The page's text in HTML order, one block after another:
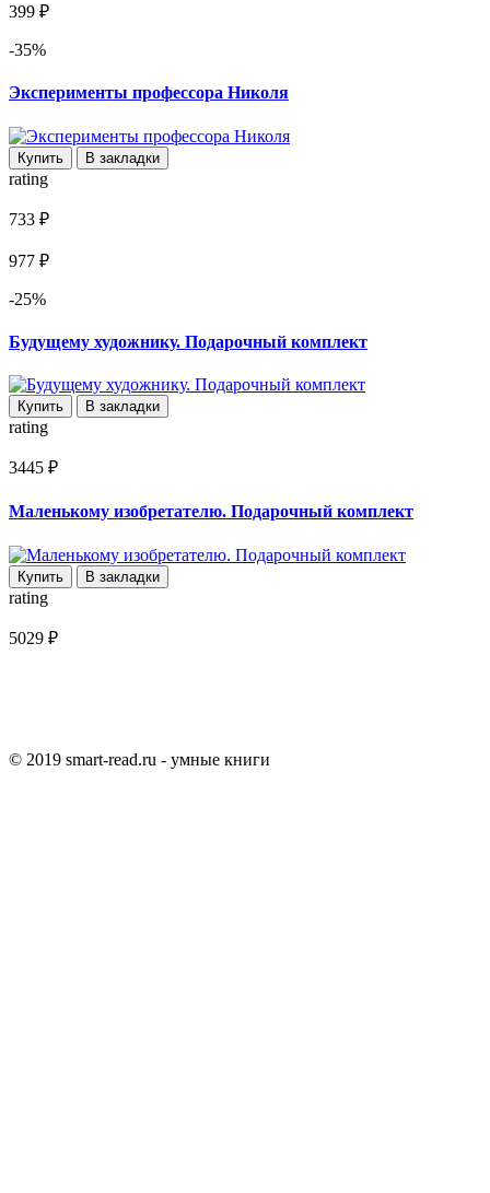
399 ₽
-35%
Эксперименты профессора Николя
Купить В закладки
rating
733 ₽
977 ₽
-25%
Будущему художнику. Подарочный комплект
Купить В закладки
rating
3445 ₽
Маленькому изобретателю. Подарочный комплект
Купить В закладки
rating
5029 ₽
© 2019 smart-read.ru - умные книги